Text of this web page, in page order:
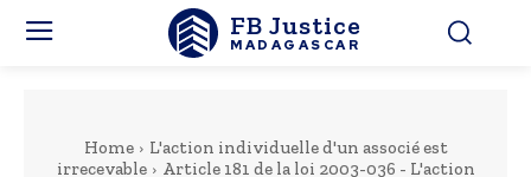
FB Justice
MADAGASCAR
Home
L'action individuelle d'un associé est
irrecevable
Article 181 de la loi 2003-036 - L'action